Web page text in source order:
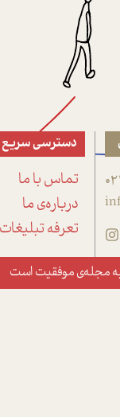
دسترسی سریع
تماس با ما
درباره‌ی ما
تعرفه تبلیغات
مجله‌ی موفقیتاست